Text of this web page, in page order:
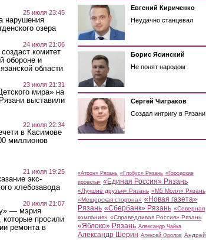
25 июля 23:45
нарушения
озера
24 июля 21:06
комитет
обороне и
области
23 июля 21:31
мира» на
выставили
22 июля 22:34
в Касимове
миллионов
21 июля 19:25
экс-
хлебозавода
20 июля 21:07
— мэрия
просили
ремонта в
Евгений Кириченко
Неудачно станцевал
Борис Ясинский
Не понят народом
Сергей Чиграков
Создал интригу в Рязани
«Атрон» Рязань «Глобус» Рязань «Городские
проекты» «Единая Россия» Рязань
«Лучшие друзья» Рязань «М5 Молл» Рязань
«Мещерская сторона» «Новая газета»
Рязань «Сбербанк» Рязань «Северная
компания» «Справедливая Россия» Рязань
«Яблоко» Рязань Александр Чайка
Александр Шерин Алексей Фролов Андрей